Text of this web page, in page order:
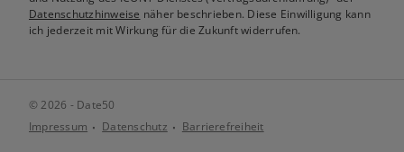
Datenschutzhinweise näher beschrieben. Diese Einwilligung kann
ich jederzeit mit Wirkung für die Zukunft widerrufen.
© 2026 - Date50
Impressum
Datenschutz Barrierefreiheit